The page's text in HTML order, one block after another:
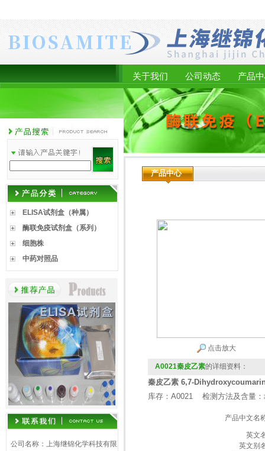
关于我们 公司动态 产品
ELISA试剂盒（种属）
酶联免疫试剂盒（系列）
细胞株
中药对照品
公司名称：上海继锦化学科技有限
产品中心
点击放大
A0021秦皮乙素的详细资料：
秦皮乙素 6,7-
库存：A0021 检测方法及含量
产品中文名
英文
英文别